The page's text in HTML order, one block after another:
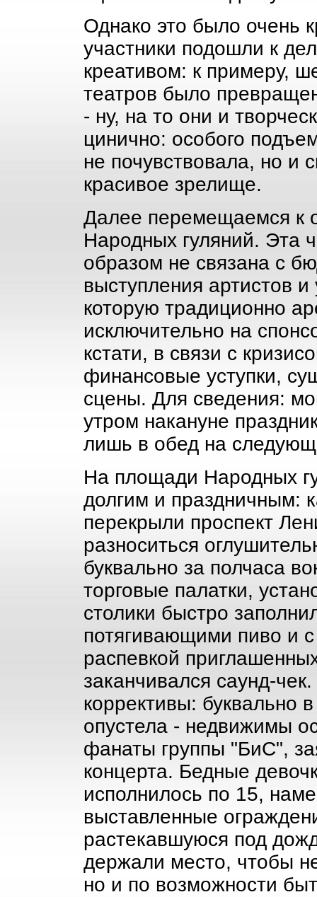
Однако это было очень
участники подошли к
креативом: к примеру,
театров было
- ну, на то они и
цинично: особого
не почувствовала, но и
красивое зрелище.
Далее перемещаемся к
Народных гуляний. Эта
образом не связана с
выступления артистов
которую традиционно
исключительно на
кстати, в связи с
финансовые уступки,
сцены. Для сведения:
утром накануне
лишь в обед на
На площади Народных
долгим и праздничным:
перекрыли проспект
разноситься
буквально за полчаса
торговые палатки,
столики быстро
потягивающими пиво и
распевкой
заканчивался саунд-
коррективы: буквально
опустела - недвижимы
фанаты группы "БиС",
концерта. Бедные
исполнилось по 15,
выставленные
растекавшуюся под
держали место, чтобы
но и по возможности